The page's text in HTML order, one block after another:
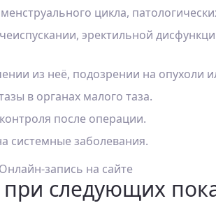
цикла,
эректильной
из неё, подозрении на опухоли
в органах малого таза.
после операции.
системные заболевания.
следующих